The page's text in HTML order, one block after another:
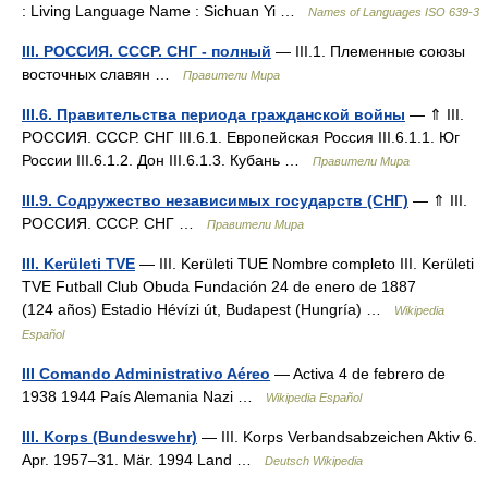
: Living Language Name : Sichuan Yi …
Names of Languages ISO 639-3
III. РОССИЯ. СССР. СНГ - полный — III.1. Племенные союзы
восточных славян …
Правители Мира
III.6. Правительства периода гражданской войны — ⇑ III.
РОССИЯ. СССР. СНГ III.6.1. Европейская Россия III.6.1.1. Юг
России III.6.1.2. Дон III.6.1.3. Кубань …
Правители Мира
III.9. Содружество независимых государств (СНГ) — ⇑ III.
РОССИЯ. СССР. СНГ …
Правители Мира
III. Kerületi TVE — III. Kerületi TUE Nombre completo III. Kerületi
TVE Futball Club Obuda Fundación 24 de enero de 1887
(124 años) Estadio Hévízi út, Budapest (Hungría) …
Wikipedia
Español
III Comando Administrativo Aéreo — Activa 4 de febrero de
1938 1944 País Alemania Nazi …
Wikipedia Español
III. Korps (Bundeswehr) — III. Korps Verbandsabzeichen Aktiv 6.
Apr. 1957–31. Mär. 1994 Land …
Deutsch Wikipedia